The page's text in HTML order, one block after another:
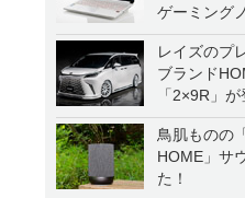
ゲーミング
レイズのプ
ブランド
「2×9R」が
鳥肌ものの
HOME」サ
た！